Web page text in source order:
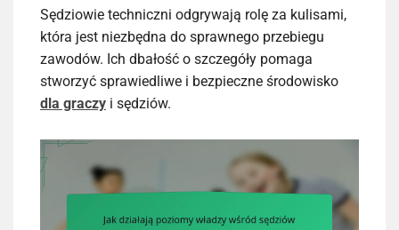
Sędziowie techniczni odgrywają rolę za kulisami,
która jest niezbędna do sprawnego przebiegu
zawodów. Ich dbałość o szczegóły pomaga
stworzyć sprawiedliwe i bezpieczne środowisko
dla graczy i sędziów.